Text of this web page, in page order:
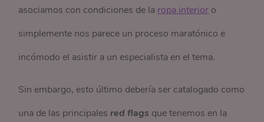
asociamos con condiciones de la ropa interior o
simplemente nos parece un proceso maratónico e
incómodo el asistir a un especialista en el tema.
Sin embargo, esto último debería ser catalogado como
una de las principales red flags que tenemos en la